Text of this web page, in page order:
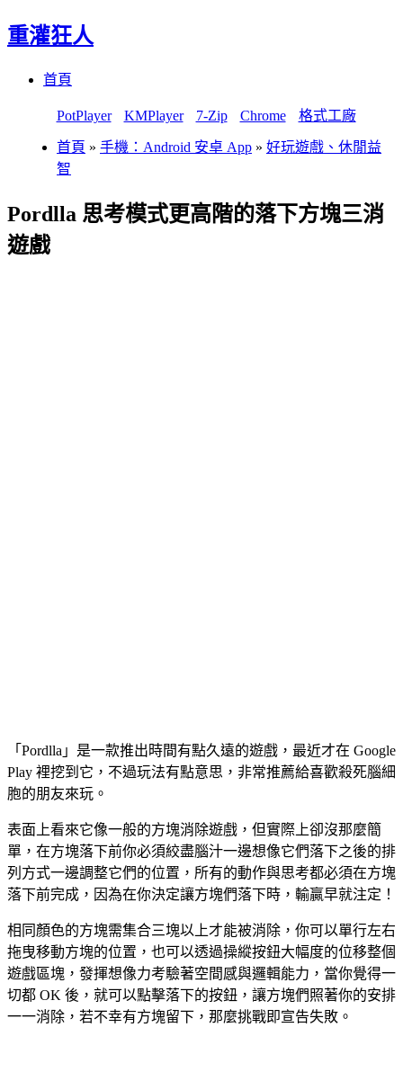
重灌狂人
首頁
PotPlayer KMPlayer 7-Zip Chrome 格式工廠
首頁 » 手機：Android 安卓 App » 好玩遊戲、休閒益
智
Pordlla 思考模式更高階的落下方塊三消
遊戲
「Pordlla」是一款推出時間有點久遠的遊戲，最近才在 Google
Play 裡挖到它，不過玩法有點意思，非常推薦給喜歡殺死腦細
胞的朋友來玩。
表面上看來它像一般的方塊消除遊戲，但實際上卻沒那麼簡
單，在方塊落下前你必須絞盡腦汁一邊想像它們落下之後的排
列方式一邊調整它們的位置，所有的動作與思考都必須在方塊
落下前完成，因為在你決定讓方塊們落下時，輸贏早就注定！
相同顏色的方塊需集合三塊以上才能被消除，你可以單行左右
拖曳移動方塊的位置，也可以透過操縱按鈕大幅度的位移整個
遊戲區塊，發揮想像力考驗著空間感與邏輯能力，當你覺得一
切都 OK 後，就可以點擊落下的按鈕，讓方塊們照著你的安排
一一消除，若不幸有方塊留下，那麼挑戰即宣告失敗。